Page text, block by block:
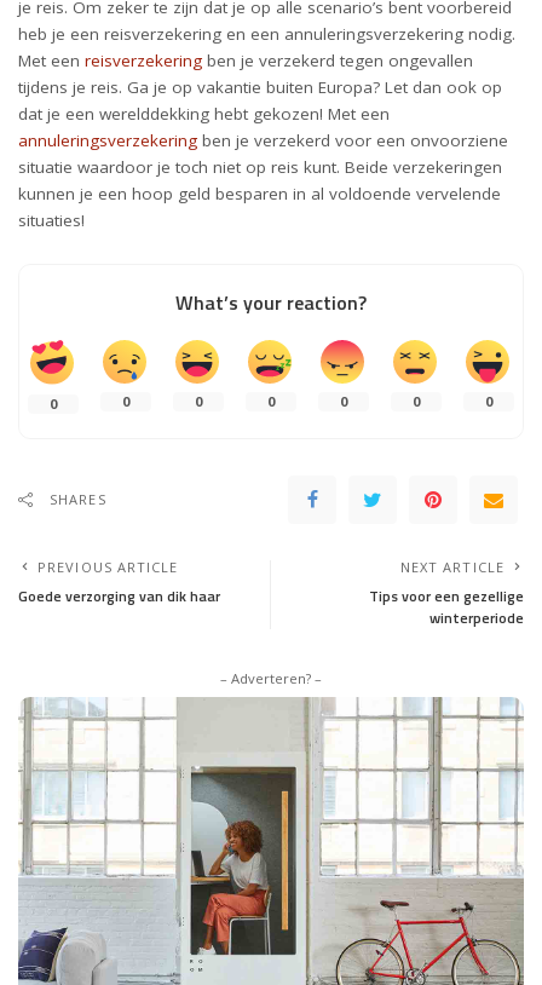
je reis. Om zeker te zijn dat je op alle scenario’s bent voorbereid
heb je een reisverzekering en een annuleringsverzekering nodig.
Met een reisverzekering ben je verzekerd tegen ongevallen
tijdens je reis. Ga je op vakantie buiten Europa? Let dan ook op
dat je een werelddekking hebt gekozen! Met een
annuleringsverzekering ben je verzekerd voor een onvoorziene
situatie waardoor je toch niet op reis kunt. Beide verzekeringen
kunnen je een hoop geld besparen in al voldoende vervelende
situaties!
What’s your reaction?
0 0 0 0 0 0 0
SHARES
PREVIOUS ARTICLE
Goede verzorging van dik haar
NEXT ARTICLE
Tips voor een gezellige
winterperiode
– Adverteren? –